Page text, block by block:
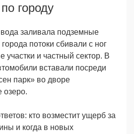
городу
заливала подземные
потоки сбивали с ног
участки и частный сектор. В
вставали посреди
парк» во дворе
озеро.
кто возместит ущерб за
и когда в новых